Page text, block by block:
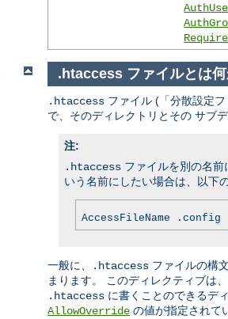
Require
.htaccess ファイルとは
.htaccess ファイル (「分散設定
で、そのディレクトリとその サブ
注:
.htaccess ファイルを別の名前
いう名前にしたい場合は、以下
AccessFileName .config
一般に、 .htaccess ファイルの構
まります。 このディレクティブは、
.htaccess に書くことのできるデ
AllowOverride の値が指定されて